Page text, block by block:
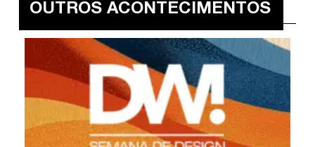
OUTROS ACONTECIMENTOS